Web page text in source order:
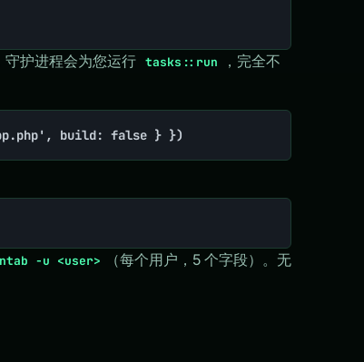
守护进程会为您运行 tasks::run
，完全不
build: false } })
-u <user>
（每个用户，5 个字段）。无